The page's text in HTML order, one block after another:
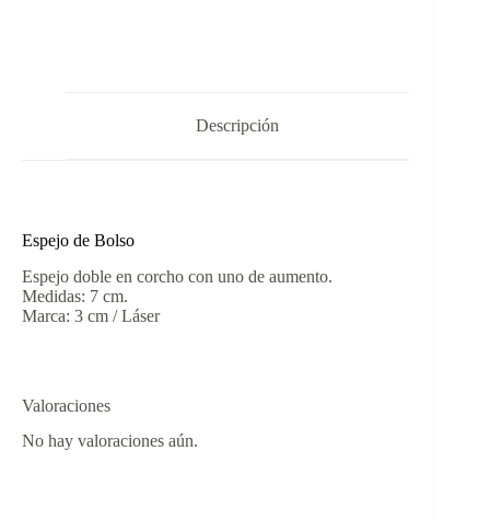
Descripción
Espejo de Bolso
Espejo doble en corcho con uno de aumento.
Medidas: 7 cm.
Marca: 3 cm / Láser
Valoraciones
No hay valoraciones aún.